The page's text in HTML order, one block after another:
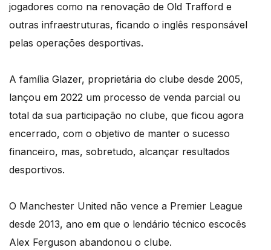
jogadores como na renovação de Old Trafford e
outras infraestruturas, ficando o inglês responsável
pelas operações desportivas.
A família Glazer, proprietária do clube desde 2005,
lançou em 2022 um processo de venda parcial ou
total da sua participação no clube, que ficou agora
encerrado, com o objetivo de manter o sucesso
financeiro, mas, sobretudo, alcançar resultados
desportivos.
O Manchester United não vence a Premier League
desde 2013, ano em que o lendário técnico escocês
Alex Ferguson abandonou o clube.